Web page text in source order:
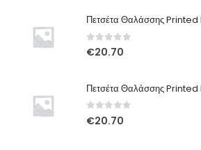
Πετσέτα Θαλάσσης
0out of 5
€20.70
Πετσέτα Θαλάσσης Printed
0out of 5
€20.70